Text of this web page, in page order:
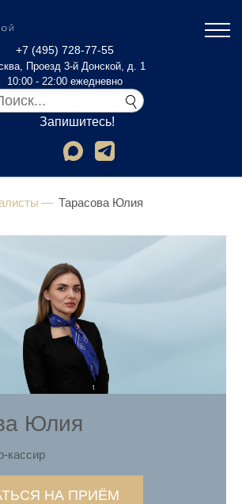
+7 (495) 728-77-55
Проезд 3-й Донской, д. 1
10:00 - 22:00 ежедневно
Запишитесь!
Тарасова Юлия
Юлия
кассир
НА ПРИЁМ